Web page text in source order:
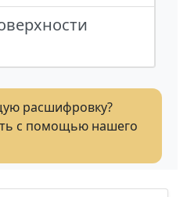
расшифровку?
с помощью нашего